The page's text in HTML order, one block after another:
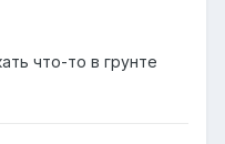
что-то в грунте